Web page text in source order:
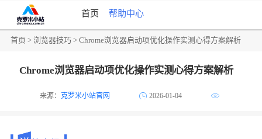
首页 帮助中心
首页 >浏览器技巧 > Chrome浏览器启动项优化操作实测心得方案解析
Chrome浏览器启动项优化操作实测心得方案解析
来源：克罗米小站官网 2026-01-04